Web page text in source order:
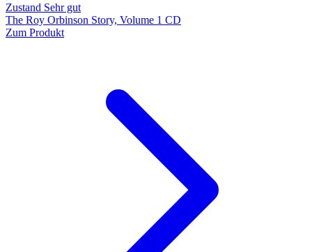
Zustand Sehr gut
The Roy Orbinson Story, Volume 1 CD
Zum Produkt